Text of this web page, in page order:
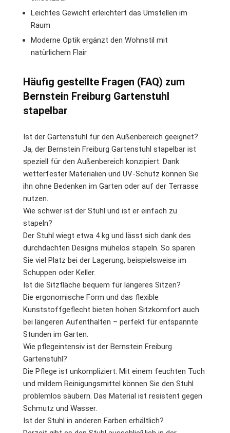
Leichtes Gewicht erleichtert das Umstellen im
Raum
Moderne Optik ergänzt den Wohnstil mit
natürlichem Flair
Häufig gestellte Fragen (FAQ) zum
Bernstein Freiburg Gartenstuhl
stapelbar
Ist der Gartenstuhl für den Außenbereich geeignet?
Ja, der Bernstein Freiburg Gartenstuhl stapelbar ist
speziell für den Außenbereich konzipiert. Dank
wetterfester Materialien und UV-Schutz können Sie
ihn ohne Bedenken im Garten oder auf der Terrasse
nutzen.
Wie schwer ist der Stuhl und ist er einfach zu
stapeln?
Der Stuhl wiegt etwa 4 kg und lässt sich dank des
durchdachten Designs mühelos stapeln. So sparen
Sie viel Platz bei der Lagerung, beispielsweise im
Schuppen oder Keller.
Ist die Sitzfläche bequem für längeres Sitzen?
Die ergonomische Form und das flexible
Kunststoffgeflecht bieten hohen Sitzkomfort auch
bei längeren Aufenthalten – perfekt für entspannte
Stunden im Garten.
Wie pflegeintensiv ist der Bernstein Freiburg
Gartenstuhl?
Die Pflege ist unkompliziert: Mit einem feuchten Tuch
und mildem Reinigungsmittel können Sie den Stuhl
problemlos säubern. Das Material ist resistent gegen
Schmutz und Wasser.
Ist der Stuhl in anderen Farben erhältlich?